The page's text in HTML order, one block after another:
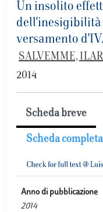
Un insolito
dell'inesigibilità
versamento
SALVEMME,
2014
Scheda breve
Scheda
Anno di pubblicazione
2014